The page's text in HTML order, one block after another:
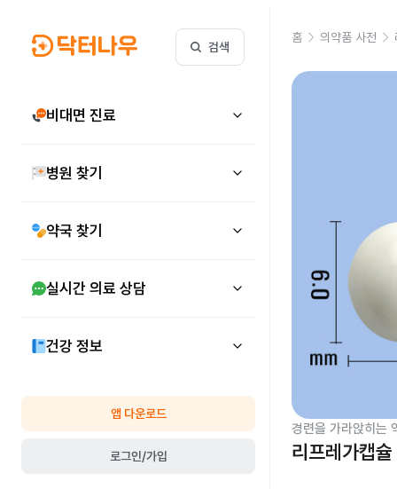
검색
비대면 진료
병원 찾기
약국 찾기
실시간 의료 상담
건강 정보
앱 다운로드
로그인/가입
홈 의약품 사전
경련을 가라앉히는
리프레가캡